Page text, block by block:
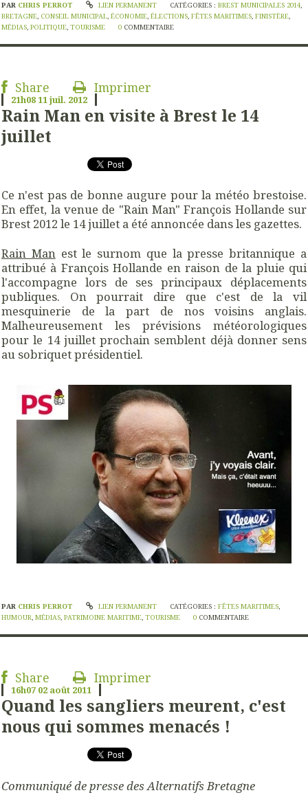
PAR CHRIS PERROT LIEN PERMANENT CATÉGORIES :BREST MUNICIPALES 2014
BRETAGNE CONSEIL MUNICIPAL ÉCONOMIE ÉLECTIONS FÊTES MARITIMES FINISTÈRE
MÉDIAS POLITIQUE TOURISME 0 COMMENTAIRE
Share Imprimer
21h0811 juil. 2012
Rain Man en visite à Brest le 14
juillet
Ce n'est pas de bonne augure pour la météo brestoise.
En effet, la venue de "Rain Man" François Hollande sur
Brest 2012 le 14 juillet a été annoncée dans les gazettes.
Rain Manest le surnom que la presse britannique a
attribué à François Hollande en raison de la pluie qui
l'accompagne lors de ses principaux déplacements
publiques. On pourrait dire que c'est de la vil
mesquinerie de la part de nos voisins anglais.
Malheureusement les prévisions météorologiques
pour le 14 juillet prochain semblent déjà donner sens
au sobriquet présidentiel.
PAR CHRIS PERROT LIEN PERMANENT CATÉGORIES :FÊTES MARITIMES,
HUMOUR, MÉDIAS, PATRIMOINE MARITIME, TOURISME 0 COMMENTAIRE
Share Imprimer
16h07 02 août 2011
Quand les sangliers meurent, c'est
nous qui sommes menacés !
Communiqué de presse des Alternatifs Bretagne